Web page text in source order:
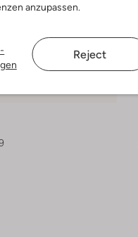
anzupassen.
Reject